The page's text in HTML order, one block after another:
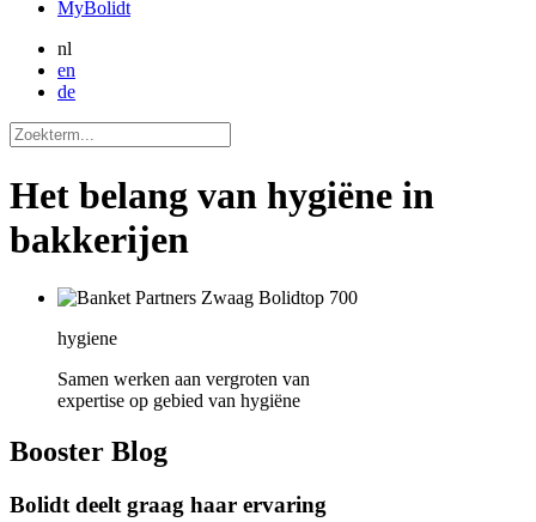
MyBolidt
nl
en
de
Het belang van hygiëne in
bakkerijen
hygiene
Samen werken aan vergroten van
expertise op gebied van hygiëne
Booster Blog
Bolidt deelt graag haar ervaring